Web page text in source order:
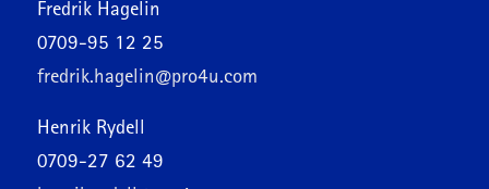
Fredrik Hagelin
0709-95 12 25
fredrik.hagelin@pro4u.com
Henrik Rydell
0709-27 62 49